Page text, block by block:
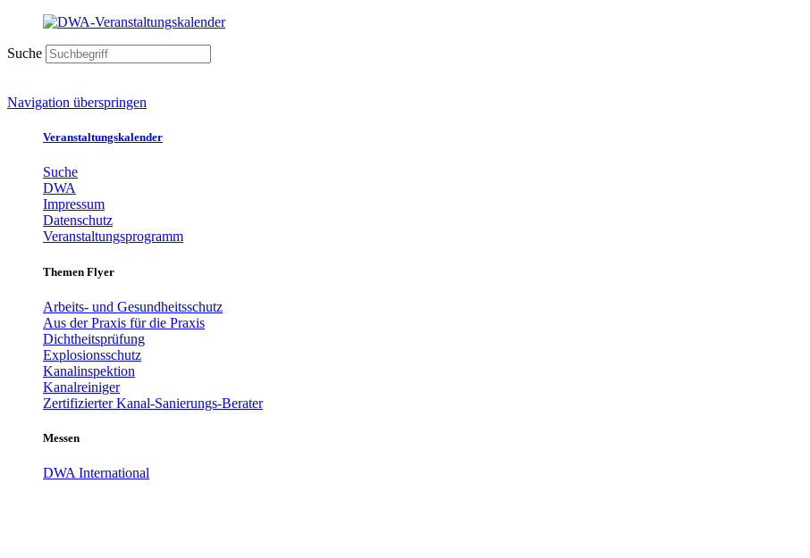
Suche
Navigation überspringen
Veranstaltungskalender
Suche
DWA
Impressum
Datenschutz
Veranstaltungsprogramm
Themen Flyer
Arbeits- und Gesundheitsschutz
Aus der Praxis für die Praxis
Dichtheitsprüfung
Explosionsschutz
Kanalinspektion
Kanalreiniger
Zertifizierter Kanal-Sanierungs-Berater
Messen
DWA International